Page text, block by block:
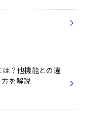
？他機能との違
を解説